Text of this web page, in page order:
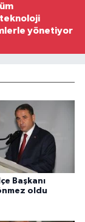
yönetiyor
Başkanı
oldu